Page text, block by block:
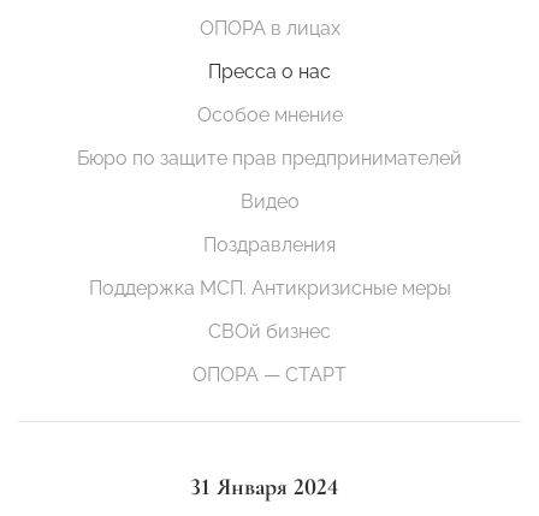
ОПОРА в лицах
Пресса о нас
Особое мнение
Бюро по защите прав предпринимателей
Видео
Поздравления
Поддержка МСП. Антикризисные меры
СВОй бизнес
ОПОРА — СТАРТ
31 Января 2024